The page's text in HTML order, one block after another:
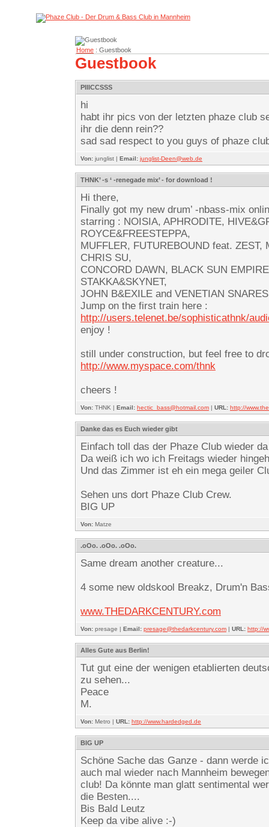
Home : Guestbook
Guestbook
PIIICCSSS
hi
habt ihr pics von der letzten phaze club
ihr die denn rein??
sad sad respect to you guys of phaze
Von: junglist | Email: junglist-Deen@web.de
THNK’ -s ‘ -renegade mix’ - for download !
Hi there,
Finally got my new drum’ -nbass-mix
starring : NOISIA, APHRODITE,
ROYCE&FREESTEPPA,
MUFFLER, FUTUREBOUND feat. ZEST,
CHRIS SU,
CONCORD DAWN, BLACK SUN
STAKKA&SKYNET,
JOHN B&EXILE and VENETIAN
Jump on the first train here :
http://users.telenet.be/sophisticathnk/
enjoy !
still under construction, but feel free to
http://www.myspace.com/thnk
cheers !
Von: THNK | Email: hectic_bass@hotmail.com | URL: http://
Danke das es Euch wieder gibt
Einfach toll das der Phaze Club wieder
Da weiß ich wo ich Freitags wieder
Und das Zimmer ist eh ein mega geiler
Sehen uns dort Phaze Club Crew.
BIG UP
Von: Matze
.oOo. .oOo. .oOo.
Same dream another creature...
4 some new oldskool Breakz, Drum'n
www.THEDARKCENTURY.com
Von: presage | Email: presage@thedarkcentury.com | URL: http://
Alles Gute aus Berlin!
Tut gut eine der wenigen etablierten
zu sehen...
Peace
M.
Von: Metro | URL: http://www.hardedged.de
BIG UP
Schöne Sache das Ganze - dann werde
auch mal wieder nach Mannheim
club! Da könnte man glatt sentimental
die Besten....
Bis Bald Leutz
Keep da vibe alive :-)